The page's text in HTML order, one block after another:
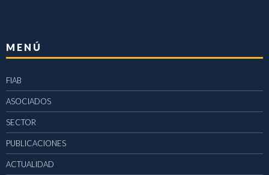
MENÚ
FIAB
ASOCIADOS
SECTOR
PUBLICACIONES
ACTUALIDAD